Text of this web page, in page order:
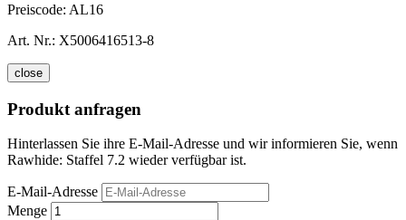
Preiscode: AL16
Art. Nr.: X5006416513-8
close
Produkt anfragen
Hinterlassen Sie ihre E-Mail-Adresse und wir informieren Sie, wenn
Rawhide: Staffel 7.2 wieder verfügbar ist.
E-Mail-Adresse
Menge